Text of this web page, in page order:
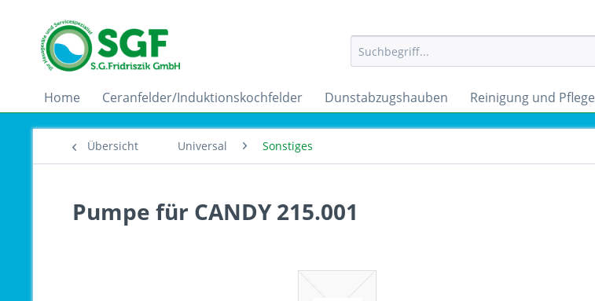
Home Ceranfelder/Induktionskochfelder Dunstabzugshauben Reinigung und Pflege
Übersicht Universal Sonstiges
Pumpe für CANDY 215.001